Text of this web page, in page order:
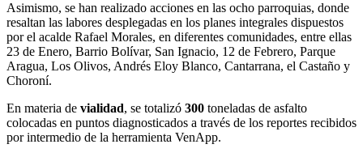
Asimismo, se han realizado acciones en las ocho parroquias, donde
resaltan las labores desplegadas en los planes integrales dispuestos
por el acalde Rafael Morales, en diferentes comunidades, entre ellas
23 de Enero, Barrio Bolívar, San Ignacio, 12 de Febrero, Parque
Aragua, Los Olivos, Andrés Eloy Blanco, Cantarrana, el Castaño y
Choroní.
En materia de vialidad, se totalizó 300 toneladas de asfalto
colocadas en puntos diagnosticados a través de los reportes recibidos
por intermedio de la herramienta VenApp.